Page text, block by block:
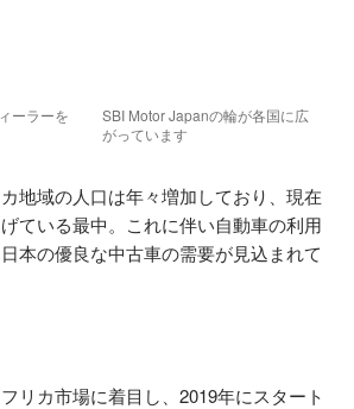
ーラーを
SBI Motor Japanの輪が各国に広
がっています
地域の人口は年々増加しており、現在
ている最中。これに伴い自動車の利用
本の優良な中古車の需要が見込まれて
リカ市場に着目し、2019年にスタート